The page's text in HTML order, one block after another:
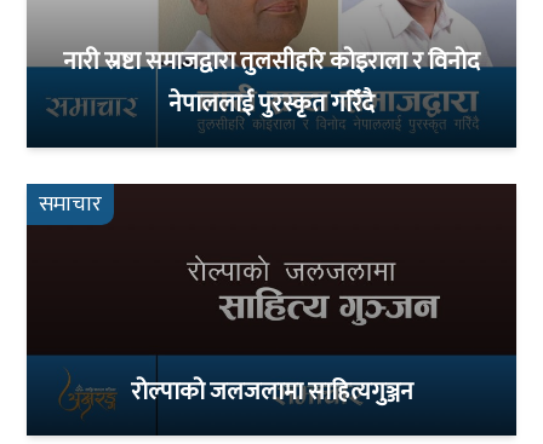
नारी स्रष्टा समाजद्वारा तुलसीहरि कोइराला र विनोद
नेपाललाई पुरस्कृत गरिँदै
समाचार
रोल्पाको जलजलामा साहित्यगुञ्जन